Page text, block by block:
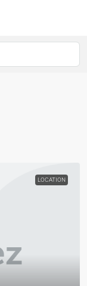
LOCATION